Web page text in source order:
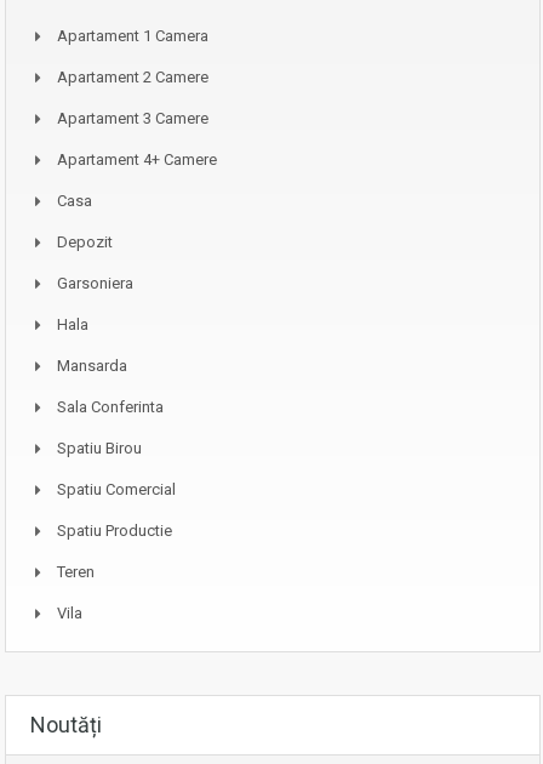
Apartament 1 Camera
Apartament 2 Camere
Apartament 3 Camere
Apartament 4+ Camere
Casa
Depozit
Garsoniera
Hala
Mansarda
Sala Conferinta
Spatiu Birou
Spatiu Comercial
Spatiu Productie
Teren
Vila
Noutăți